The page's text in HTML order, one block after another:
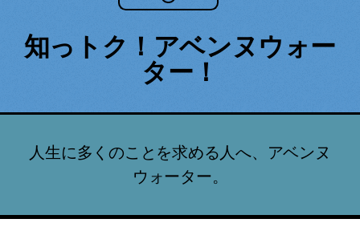
知っトク！アベンヌウォー
ター！
人生に多くのことを求める人へ、アベンヌ
ウォーター。